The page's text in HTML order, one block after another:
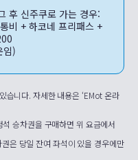
후 신주쿠로 가는 경우:
비 + 하코네 프리패스 +
임)
습니다. 자세한 내용은 ‘EMot 온라
석 승차권을 구매하면 위 요금에서
은 당일 잔여 좌석이 있을 경우에만